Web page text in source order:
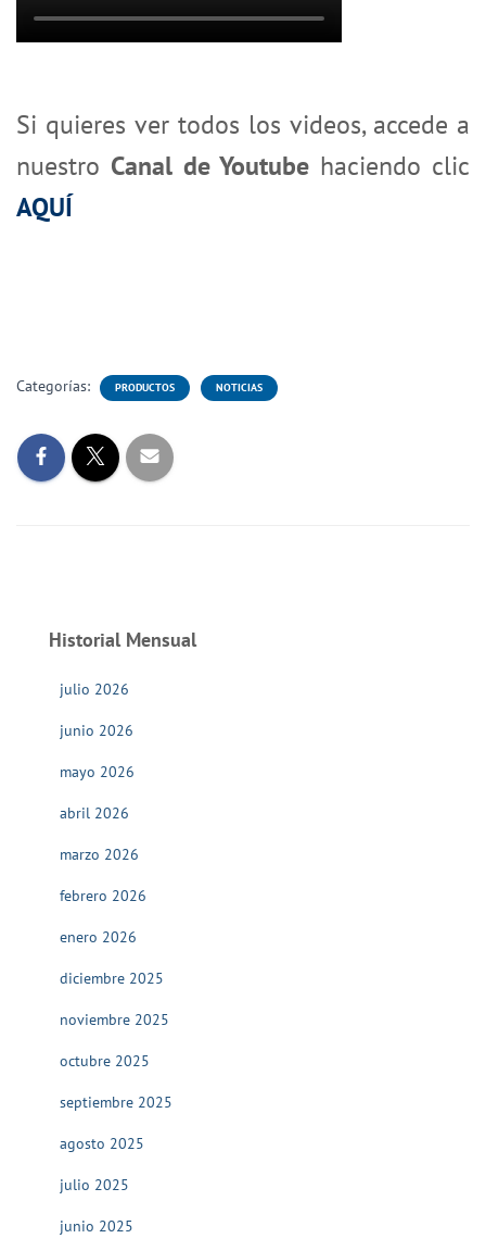
Si quieres ver todos los videos, accede a
nuestro Canal de Youtube haciendo clic
AQUÍ
Categorías: PRODUCTOS NOTICIAS
Historial Mensual
julio 2026
junio 2026
mayo 2026
abril 2026
marzo 2026
febrero 2026
enero 2026
diciembre 2025
noviembre 2025
octubre 2025
septiembre 2025
agosto 2025
julio 2025
junio 2025